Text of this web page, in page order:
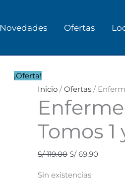
Novedades Ofertas
¡Oferta!
Inicio /Ofertas /
Tomos 1
S/119.00
original
era:
S/ 119.00.
S/69.90
actual
es:
S/
Sin existencias